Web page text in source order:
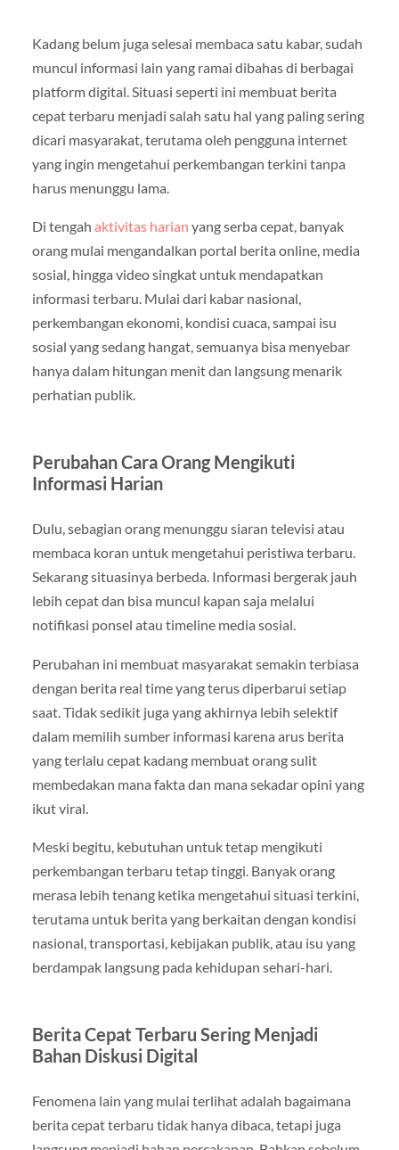
Kadang belum juga selesai membaca satu kabar, sudah
muncul informasi lain yang ramai dibahas di berbagai
platform digital. Situasi seperti ini membuat berita
cepat terbaru menjadi salah satu hal yang paling sering
dicari masyarakat, terutama oleh pengguna internet
yang ingin mengetahui perkembangan terkini tanpa
harus menunggu lama.
Di tengah aktivitas harian yang serba cepat, banyak
orang mulai mengandalkan portal berita online, media
sosial, hingga video singkat untuk mendapatkan
informasi terbaru. Mulai dari kabar nasional,
perkembangan ekonomi, kondisi cuaca, sampai isu
sosial yang sedang hangat, semuanya bisa menyebar
hanya dalam hitungan menit dan langsung menarik
perhatian publik.
Perubahan Cara Orang Mengikuti
Informasi Harian
Dulu, sebagian orang menunggu siaran televisi atau
membaca koran untuk mengetahui peristiwa terbaru.
Sekarang situasinya berbeda. Informasi bergerak jauh
lebih cepat dan bisa muncul kapan saja melalui
notifikasi ponsel atau timeline media sosial.
Perubahan ini membuat masyarakat semakin terbiasa
dengan berita real time yang terus diperbarui setiap
saat. Tidak sedikit juga yang akhirnya lebih selektif
dalam memilih sumber informasi karena arus berita
yang terlalu cepat kadang membuat orang sulit
membedakan mana fakta dan mana sekadar opini yang
ikut viral.
Meski begitu, kebutuhan untuk tetap mengikuti
perkembangan terbaru tetap tinggi. Banyak orang
merasa lebih tenang ketika mengetahui situasi terkini,
terutama untuk berita yang berkaitan dengan kondisi
nasional, transportasi, kebijakan publik, atau isu yang
berdampak langsung pada kehidupan sehari-hari.
Berita Cepat Terbaru Sering Menjadi
Bahan Diskusi Digital
Fenomena lain yang mulai terlihat adalah bagaimana
berita cepat terbaru tidak hanya dibaca, tetapi juga